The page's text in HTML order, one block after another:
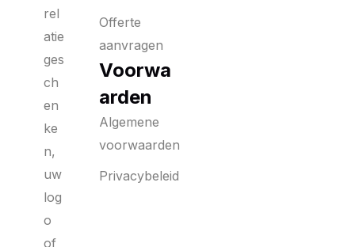
rel
atie
ges
ch
en
ke
n,
uw
log
o
of
Offerte
aanvragen
Voorwa
arden
Algemene
voorwaarden
Privacybeleid